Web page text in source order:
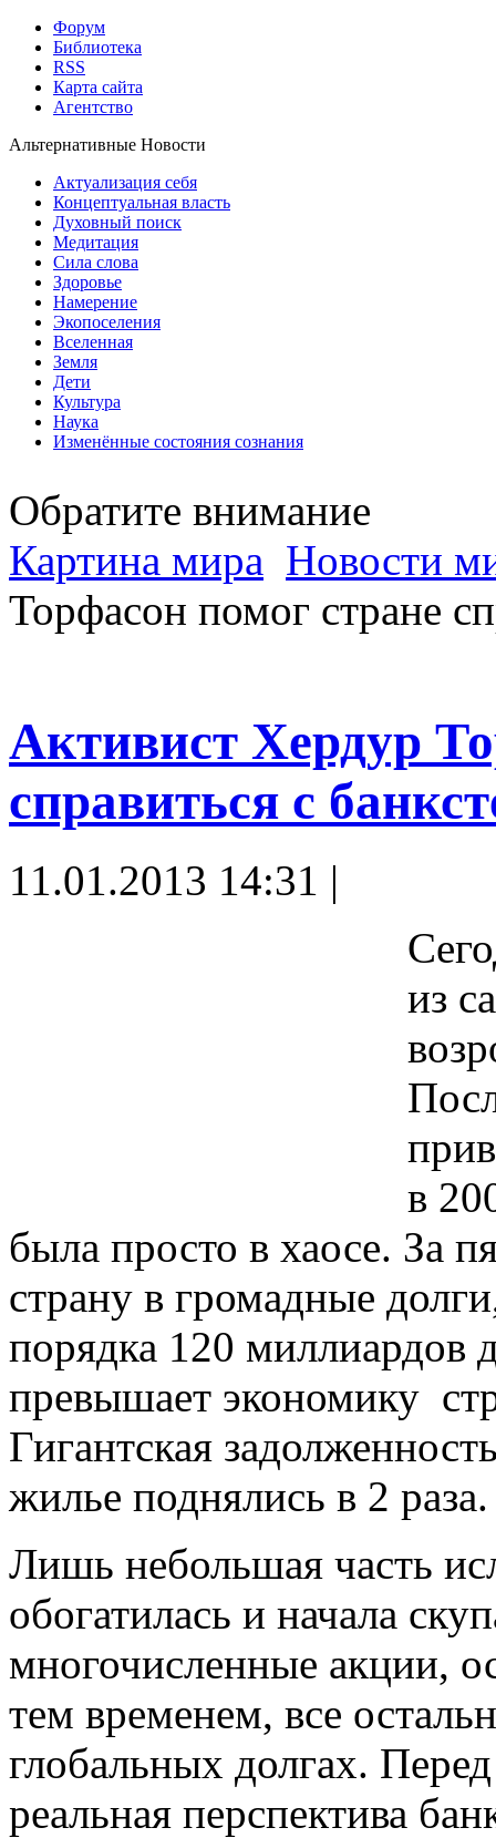
Форум
Библиотека
RSS
Карта сайта
Агентство
Альтернативные Новости
Актуализация себя
Концептуальная власть
Духовный поиск
Медитация
Сила слова
Здоровье
Намерение
Экопоселения
Вселенная
Земля
Дети
Культура
Наука
Изменённые состояния сознания
Обратите внимание
Картина мира Новости
Торфасон помог стране
Активист Хердур
справиться с
11.01.2013 14:31 |
из
в
была просто в хаосе. За
страну в громадные
порядка 120 миллиардов
превышает экономику
Гигантская
жилье поднялись в 2 раза.
Лишь небольшая часть
обогатилась и начала
многочисленные акции,
тем временем, все
глобальных долгах.
реальная перспектива